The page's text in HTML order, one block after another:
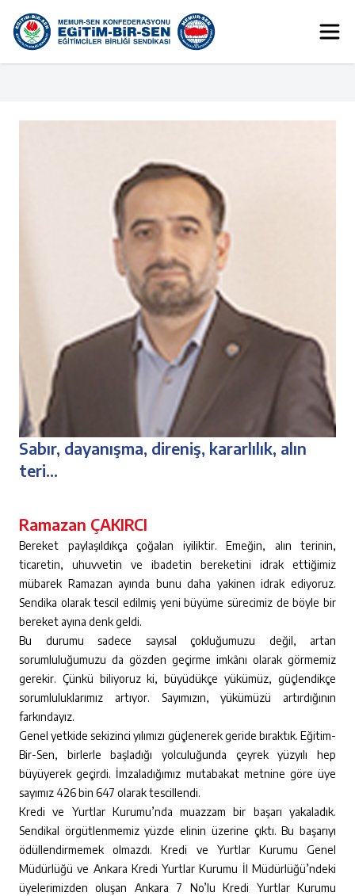
Sabır, dayanışma, direniş, kararlılık, alın
teri...
Ramazan ÇAKIRCI
Bereket paylaşıldıkça çoğalan iyiliktir. Emeğin, alın terinin,
ticaretin, uhuvvetin ve ibadetin bereketini idrak ettiğimiz
mübarek Ramazan ayında bunu daha yakinen idrak ediyoruz.
Sendika olarak tescil edilmiş yeni büyüme sürecimiz de böyle bir
bereket ayına denk geldi.
Bu durumu sadece sayısal çokluğumuzu değil, artan
sorumluluğumuzu da gözden geçirme imkânı olarak görmemiz
gerekir. Çünkü biliyoruz ki, büyüdükçe yükümüz, güçlendikçe
sorumluluklarımız artıyor. Sayımızın, yükümüzü artırdığının
farkındayız.
Genel yetkide sekizinci yılımızı güçlenerek geride bıraktık. Eğitim-
Bir-Sen, birlerle başladığı yolculuğunda çeyrek yüzyılı hep
büyüyerek geçirdi. İmzaladığımız mutabakat metnine göre üye
sayımız 426 bin 647 olarak tescillendi.
Kredi ve Yurtlar Kurumu’nda muazzam bir başarı yakaladık.
Sendikal örgütlenmemiz yüzde elinin üzerine çıktı. Bu başarıyı
ödüllendirmemek olmazdı. Kredi ve Yurtlar Kurumu Genel
Müdürlüğü ve Ankara Kredi Yurtlar Kurumu İl Müdürlüğü’ndeki
üyelerimizden oluşan Ankara 7 No’lu Kredi Yurtlar Kurumu